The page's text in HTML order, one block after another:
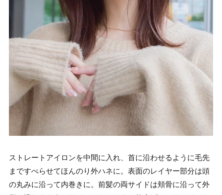
ストレートアイロンを中間に入れ、首に沿わせるように毛先
まですべらせてほんのり外ハネに。表面のレイヤー部分は頭
の丸みに沿って内巻きに。前髪の両サイドは頬骨に沿って外